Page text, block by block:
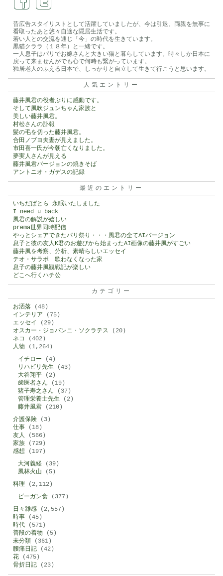
昔広告スタイリストとして活躍していましたが、今は引退、両親を無事に
看取ったあと悠々自適な隠居生活です。
若い人との交流を通じ「今」の時代を生きています。
黒猫クララ（１８年）と一緒です。
一人息子はパリでお嫁さんと大きい猫と暮らしています。時々しか日本に
戻って来ませんがでも心で何時も繋がっています。
独居老人のふえる日本で、しっかりと自立して生きて行こうと思います。
人気エントリー
藤井風君の役者ぶりに感動です。
そして風吹ジュンちゃん家族と
美しい藤井風君。
村松さんの訃報
髪の毛を切った藤井風君。
合田ノブヨ夫妻が見えました。
市田喜一氏が今朝亡くなりました。
夢実人さんが見える
藤井風君バージョンの焼きそば
アントニオ・ガデスの記録
最近のエントリー
いちだぱとら 永眠いたしました
I need u back
風君の解説が嬉しい
prema世界同時配信
やっとシェアできたパリ祭り・・・風君の全てAIバージョン
息子と彼の友人K君のお遊びから始まったAI画像の藤井風がすごい
藤井風を考察、分析、素晴らしいエッセイ
テオ・サラポ 歌わなくなった家
息子の藤井風観戦記が楽しい
どこへ行くハチ公
カテゴリー
お洒落 (48)
インテリア (75)
エッセイ
(29)
オスカー・ジョバンニ・ソクラテス (20)
ネコ
(402)
人物 (1,264)
イチロー (4)
リハビリ先生 (43)
大谷翔平 (2)
歯医者さん (19)
猪子寿之さん (37)
管理栄養士先生 (2)
藤井風君 (210)
介護保険 (3)
仕事 (18)
友人 (566)
家族 (729)
感想 (197)
大河義経 (39)
風林火山 (5)
料理 (2,112)
ビーガン食 (377)
日々雑感 (2,557)
時事 (45)
時代 (571)
普段の着物 (5)
未分類 (361)
腰痛日記 (42)
花 (475)
骨折日記 (23)